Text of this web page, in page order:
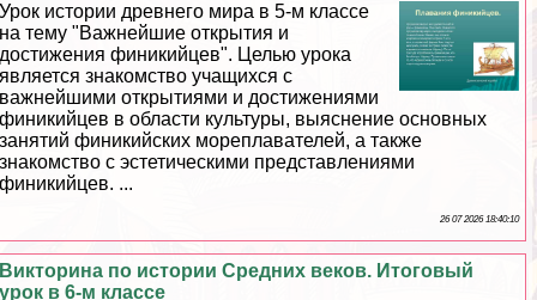
Урок истории древнего мира в 5-м классе
на тему "Важнейшие открытия и
достижения финикийцев". Целью урока
является знакомство учащихся с
важнейшими открытиями и достижениями
финикийцев в области культуры, выяснение основных
занятий финикийских мореплавателей, а также
знакомство с эстетическими представлениями
финикийцев. ...
26 07 2026 18:40:10
Викторина по истории Средних веков. Итоговый
урок в 6-м классе